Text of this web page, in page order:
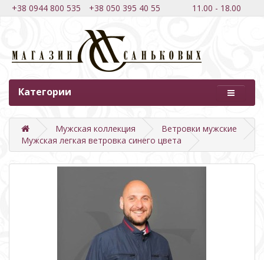
+38 0944 800 535 +38 050 395 40 55 11.00 - 18.00
Категории
Мужская коллекция
Ветровки мужские
Мужская легкая ветровка синего цвета